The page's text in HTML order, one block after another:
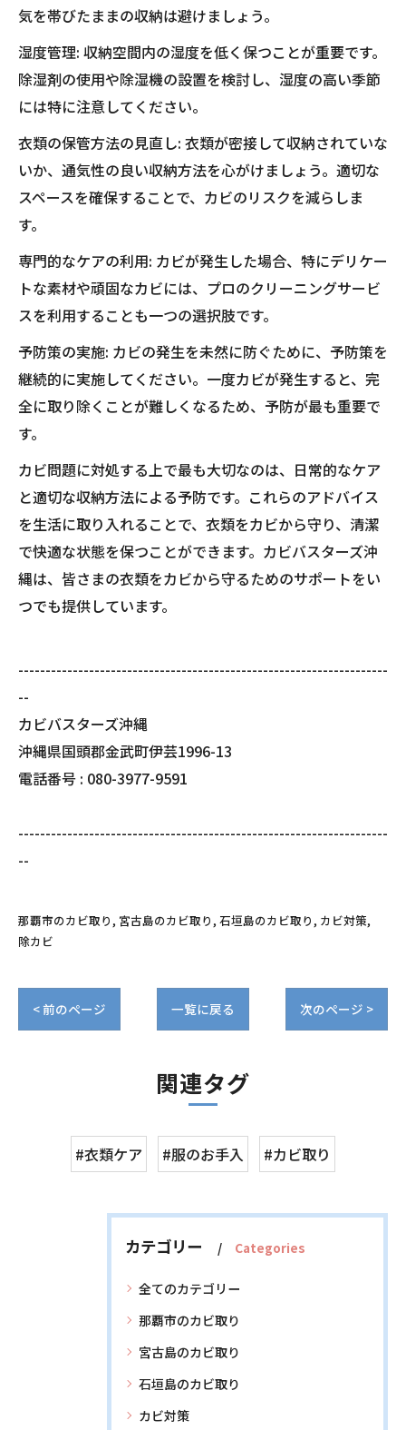
気を帯びたままの収納は避けましょう。
湿度管理: 収納空間内の湿度を低く保つことが重要です。
除湿剤の使用や除湿機の設置を検討し、湿度の高い季節
には特に注意してください。
衣類の保管方法の見直し: 衣類が密接して収納されていな
いか、通気性の良い収納方法を心がけましょう。適切な
スペースを確保することで、カビのリスクを減らしま
す。
専門的なケアの利用: カビが発生した場合、特にデリケー
トな素材や頑固なカビには、プロのクリーニングサービ
スを利用することも一つの選択肢です。
予防策の実施: カビの発生を未然に防ぐために、予防策を
継続的に実施してください。一度カビが発生すると、完
全に取り除くことが難しくなるため、予防が最も重要で
す。
カビ問題に対処する上で最も大切なのは、日常的なケア
と適切な収納方法による予防です。これらのアドバイス
を生活に取り入れることで、衣類をカビから守り、清潔
で快適な状態を保つことができます。カビバスターズ沖
縄は、皆さまの衣類をカビから守るためのサポートをい
つでも提供しています。
--------------------------------------------------------------------
--
カビバスターズ沖縄
沖縄県国頭郡金武町伊芸1996-13
電話番号 : 080-3977-9591
--------------------------------------------------------------------
--
那覇市のカビ取り 宮古島のカビ取り 石垣島のカビ取り カビ対策
除カビ
< 前のページ 一覧に戻る 次のページ >
関連タグ
#衣類ケア #服のお手入 #カビ取り
カテゴリー Categories
全てのカテゴリー
那覇市のカビ取り
宮古島のカビ取り
石垣島のカビ取り
カビ対策